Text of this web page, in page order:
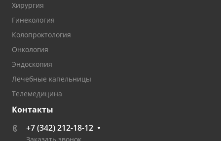
Хирургия
Гинекология
Колопроктология
Онкология
Эндоскопия
Лечебные капельницы
Телемедицина
Контакты
+7 (342) 212-18-12